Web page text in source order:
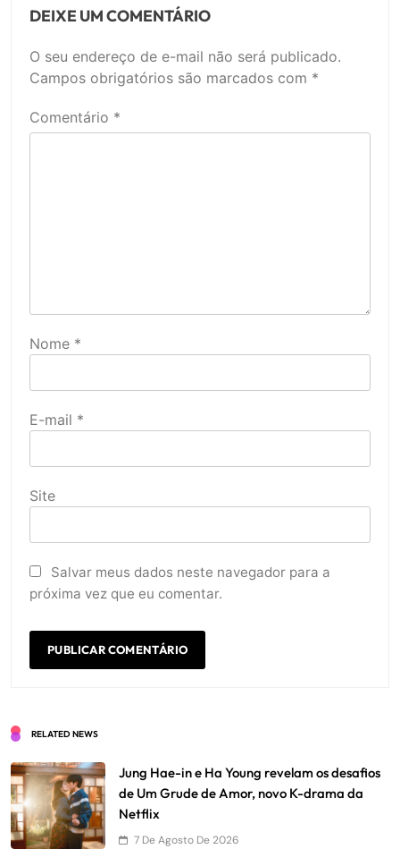
DEIXE UM COMENTÁRIO
O seu endereço de e-mail não será publicado.
Campos obrigatórios são marcados com *
Comentário *
Nome *
E-mail *
Site
Salvar meus dados neste navegador para a
próxima vez que eu comentar.
RELATED NEWS
Jung Hae-in e Ha Young revelam os desafios
de Um Grude de Amor, novo K-drama da
Netflix
7 De Agosto De 2026